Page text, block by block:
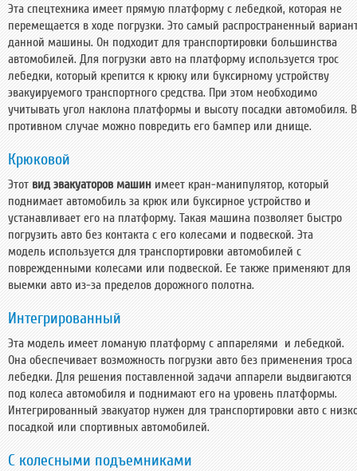
Эта спецтехника имеет прямую платформу с лебедкой, которая не
перемещается в ходе погрузки. Это самый распространенный
данной машины. Он подходит для транспортировки большинства
автомобилей. Для погрузки авто на платформу используется трос
лебедки, который крепится к крюку или буксирному устройству
эвакуируемого транспортного средства. При этом необходимо
учитывать угол наклона платформы и высоту посадки автомобиля. В
противном случае можно повредить его бампер или днище.
Крюковой
Этот вид эвакуаторов машин имеет кран-манипулятор, который
поднимает автомобиль за крюк или буксирное устройство и
устанавливает его на платформу. Такая машина позволяет быстро
погрузить авто без контакта с его колесами и подвеской. Эта
модель используется для транспортировки автомобилей с
поврежденными колесами или подвеской. Ее также применяют для
выемки авто из-за пределов дорожного полотна.
Интегрированный
Эта модель имеет ломаную платформу с аппарелями и лебедкой.
Она обеспечивает возможность погрузки авто без применения троса
лебедки. Для решения поставленной задачи аппарели выдвигаются
под колеса автомобиля и поднимают его на уровень платформы.
Интегрированный эвакуатор нужен для транспортировки авто с
посадкой или спортивных автомобилей.
С колесными подъемниками